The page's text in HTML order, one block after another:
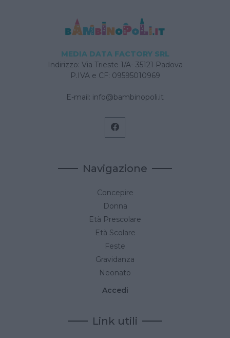
MEDIA DATA FACTORY SRL
Indirizzo: Via Trieste 1/A- 35121 Padova
P.IVA e CF: 09595010969
E-mail: info@bambinopoli.it
Navigazione
Concepire
Donna
Età Prescolare
Età Scolare
Feste
Gravidanza
Neonato
Accedi
Link utili